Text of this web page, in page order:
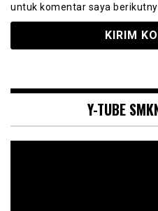
untuk komentar saya
Y-TUBE